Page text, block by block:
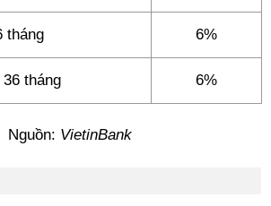
tháng 6%
36 tháng 6%
Nguồn: VietinBank